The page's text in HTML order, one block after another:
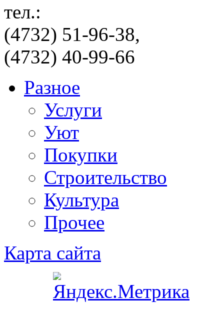
тел.:
(4732) 51-96-38,
(4732) 40-99-66
Разное
Услуги
Уют
Покупки
Строительство
Культура
Прочее
Карта сайта